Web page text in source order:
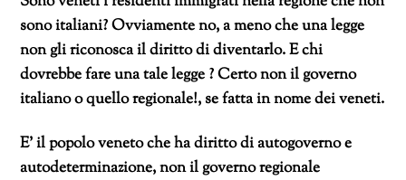
sono italiani? Ovviamente no, a meno che una legge
non gli riconosca il diritto di diventarlo. E chi
dovrebbe fare una tale legge ? Certo non il governo
italiano o quello regionale!, se fatta in nome dei veneti.
E’ il popolo veneto che ha diritto di autogoverno e
autodeterminazione, non il governo regionale